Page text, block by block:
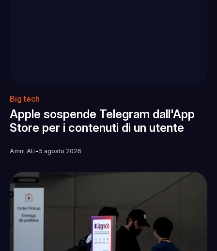
Big tech
Apple sospende Telegram dall'App
Store per i contenuti di un utente
Amir Ati -5 agosto 2026